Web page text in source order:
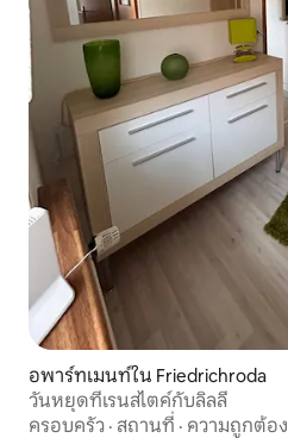
อพาร์ทเมนท์ใน Friedrichroda
วันหยุดที่เรนสไตค์กับลิลลี่
ครอบครัว · สถานที่ · ความถูกต้อง